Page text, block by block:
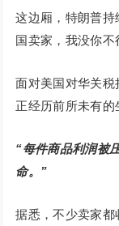
这边厢，特朗普持
国卖家，我没你不
面对美国对华关税
正经历前所未有的
“每件商品利润被
命。”
据悉，不少卖家都